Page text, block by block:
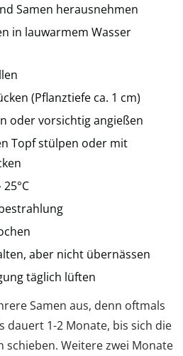
Samen herausnehmen
in lauwarmem Wasser
(Pflanztiefe ca. 1 cm)
oder vorsichtig angießen
Topf stülpen oder mit
aber nicht übernässen
täglich lüften
Samen aus, denn oftmals
dauert 1-2 Monate, bis sich die
schieben. Weitere zwei Monate